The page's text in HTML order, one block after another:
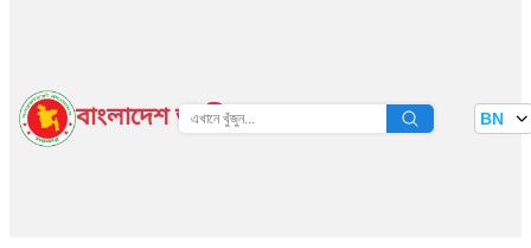
বাংলাদেশ জাতীয় তথ্য বাতায়ন BN